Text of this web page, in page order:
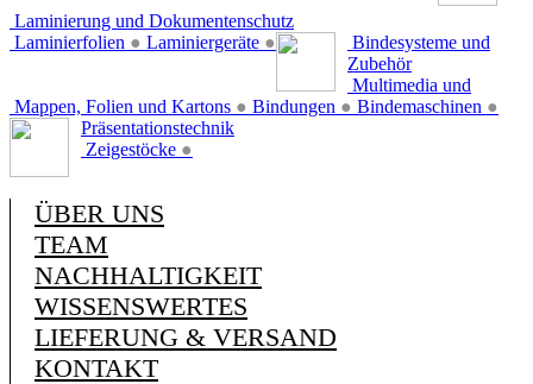
Laminierung und Dokumentenschutz
Laminierfolien ● Laminiergeräte ●
Bindesysteme und
Zubehör
Mappen, Folien und Kartons ● Bindungen ● Bindemaschinen ●
Multimedia und
Präsentationstechnik
Zeigestöcke ●
ÜBER UNS
TEAM
NACHHALTIGKEIT
WISSENSWERTES
LIEFERUNG & VERSAND
KONTAKT